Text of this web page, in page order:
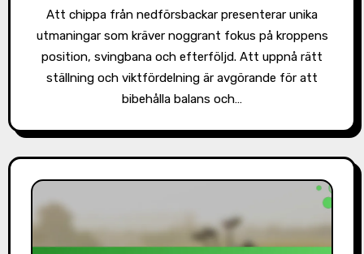
Att chippa från nedförsbackar presenterar unika
utmaningar som kräver noggrant fokus på kroppens
position, svingbana och efterföljd. Att uppnå rätt
ställning och viktfördelning är avgörande för att
bibehålla balans och…